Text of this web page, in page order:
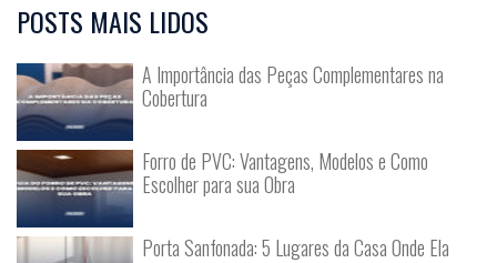
POSTS MAIS LIDOS
A Importância das Peças Complementares na
Cobertura
Forro de PVC: Vantagens, Modelos e Como
Escolher para sua Obra
Porta Sanfonada: 5 Lugares da Casa Onde Ela